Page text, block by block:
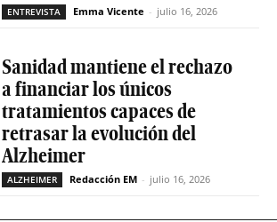
ENTREVISTA Emma Vicente - julio 16, 2026
Sanidad mantiene el rechazo
a financiar los únicos
tratamientos capaces de
retrasar la evolución del
Alzheimer
ALZHEIMER Redacción EM - julio 16, 2026